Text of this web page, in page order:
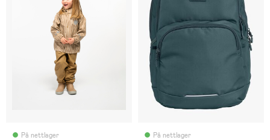
På nettlager På nettlager